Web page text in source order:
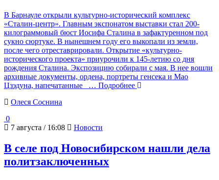
В Барнауле открыли культурно-исторический комплекс
«Сталин-центр». Главным экспонатом выставки стал 200-
килограммовый бюст Иосифа Сталина в зафактуренном под
сукно сюртуке. В нынешнем году его выкопали из земли,
после чего отреставрировали. Открытие «культурно-
исторического проекта» приурочили к 145-летию со дня
рождения Сталина. Экспозицию собирали с мая. В нее вошли
архивные документы, ордена, портреты генсека и Мао
Цзэдуна, напечатанные
… Подробнее
Олеся Соснина
0
7 августа / 16:08
Новости
В селе под Новосибирском нашли дела
политзаключенных